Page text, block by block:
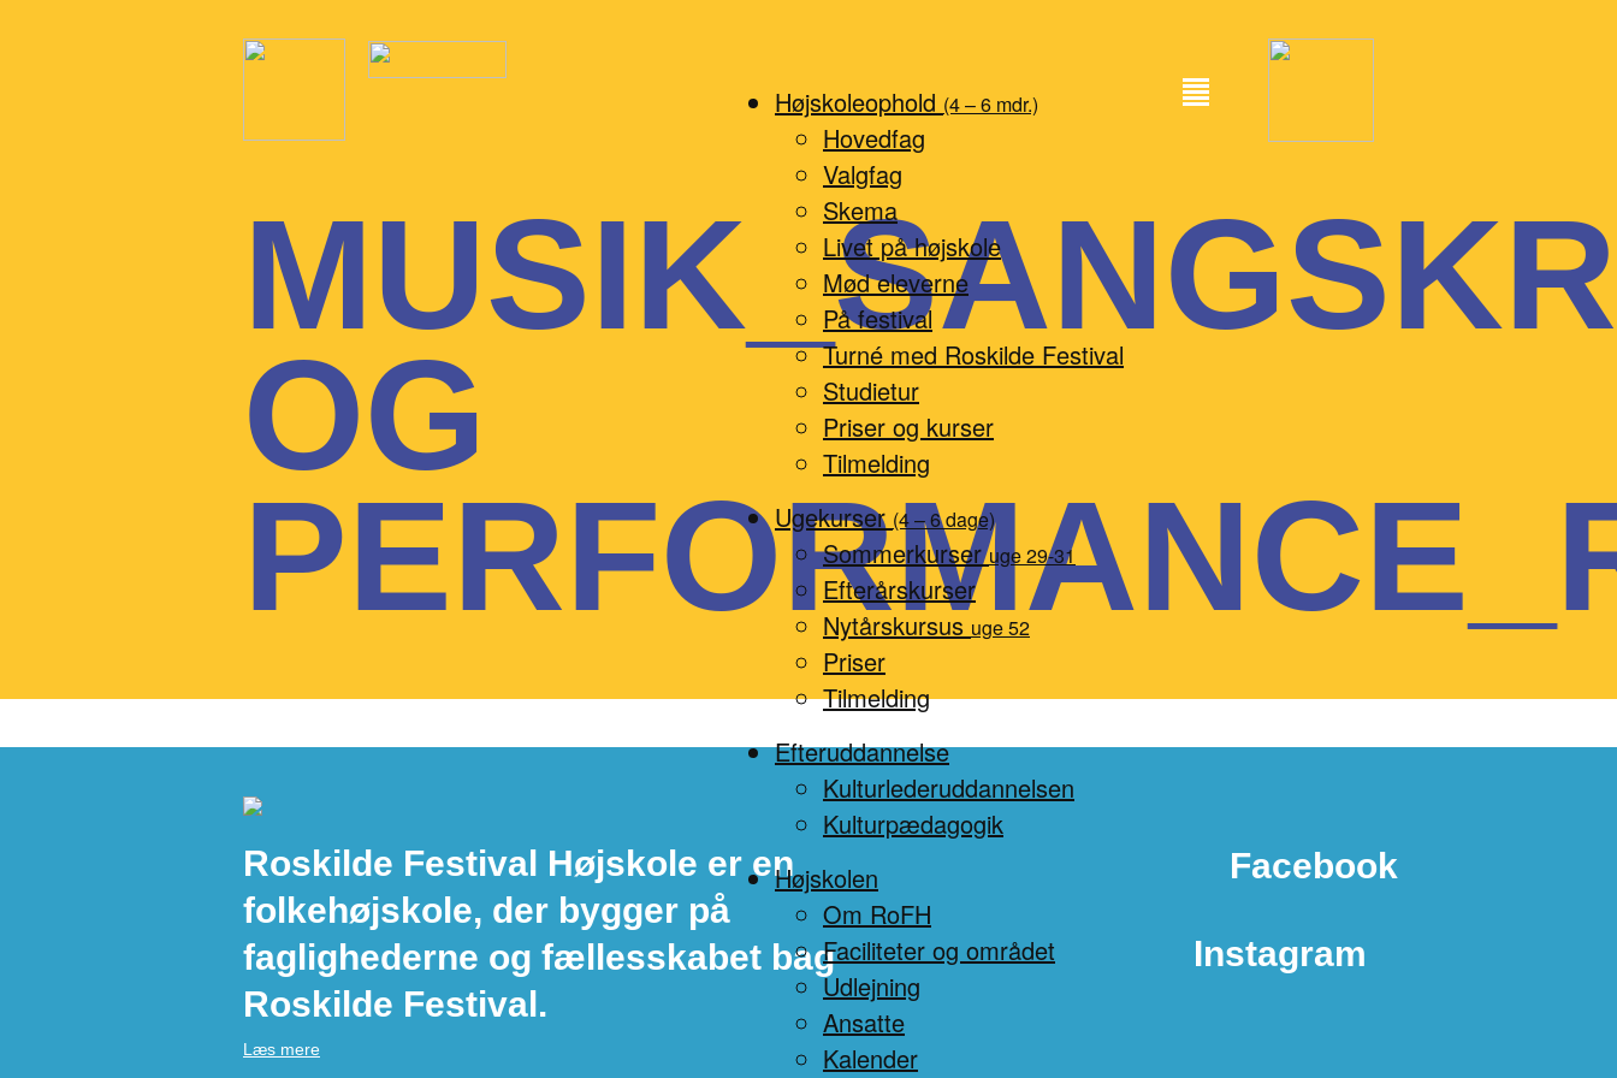
Højskoleophold (4 – 6 mdr.)
Hovedfag
Valgfag
Skema
Livet på højskole
Mød eleverne
På festival
Turné med Roskilde Festival
Studietur
Priser og kurser
Tilmelding
Ugekurser (4 – 6 dage)
Sommerkurseruge 29-31
Efterårskurser
Nytårskursus uge 52
Priser
Tilmelding
Efteruddannelse
Kulturlederuddannelsen
Kulturpædagogik
Højskolen
Om RoFH
Faciliteter og området
Udlejning
Ansatte
Kalender
OG
Roskilde Festival Højskole er en
folkehøjskole, der bygger på
faglighederne og fællesskabet bag
Roskilde Festival.
Læs mere
Facebook
Instagram